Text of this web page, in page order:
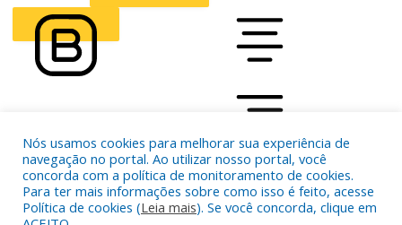
CURSOR
ALIGN TEXT
Nós usamos cookies para melhorar sua experiência de
navegação no portal. Ao utilizar nosso portal, você
concorda com a política de monitoramento de cookies.
Para ter mais informações sobre como isso é feito, acesse
Política de cookies (Leia mais). Se você concorda, clique em